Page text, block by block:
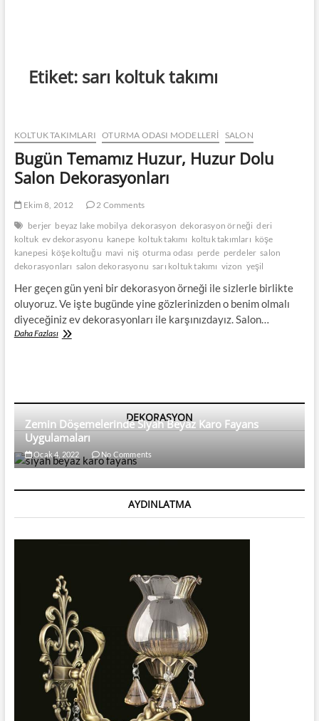
Etiket: sarı koltuk takımı
KOLTUK TAKIMLARI OTURMA ODASI MODELLERI SALON
Bugün Temamız Huzur, Huzur Dolu
Salon Dekorasyonları
Ekim 8, 2012
2 Comments
berjer beyaz lake mobilya dekorasyon dekorasyon örneği deri
koltuk ev dekorasyonu kanepe koltuk takımı koltuk takımları köşe
kanepesi köşe koltuğu mavi niş oturma odası perde perdeler salon
dekorasyonları salon dekorasyonu sarı koltuk takımı vizon yeşil
Her geçen gün yeni bir dekorasyon örneği ile sizlerle birlikte
oluyoruz. Ve işte bugünde yine gözlerinizden o benim olmalı
diyeceğiniz ev dekorasyonları ile karşınızdayız. Salon…
Daha FazlasıBugün
DEKORASYON
Zemin Döşemelerinde Siyah Beyaz Karo Fayans
Uygulamaları
Ocak 4, 2022 No Comments
AYDINLATMA